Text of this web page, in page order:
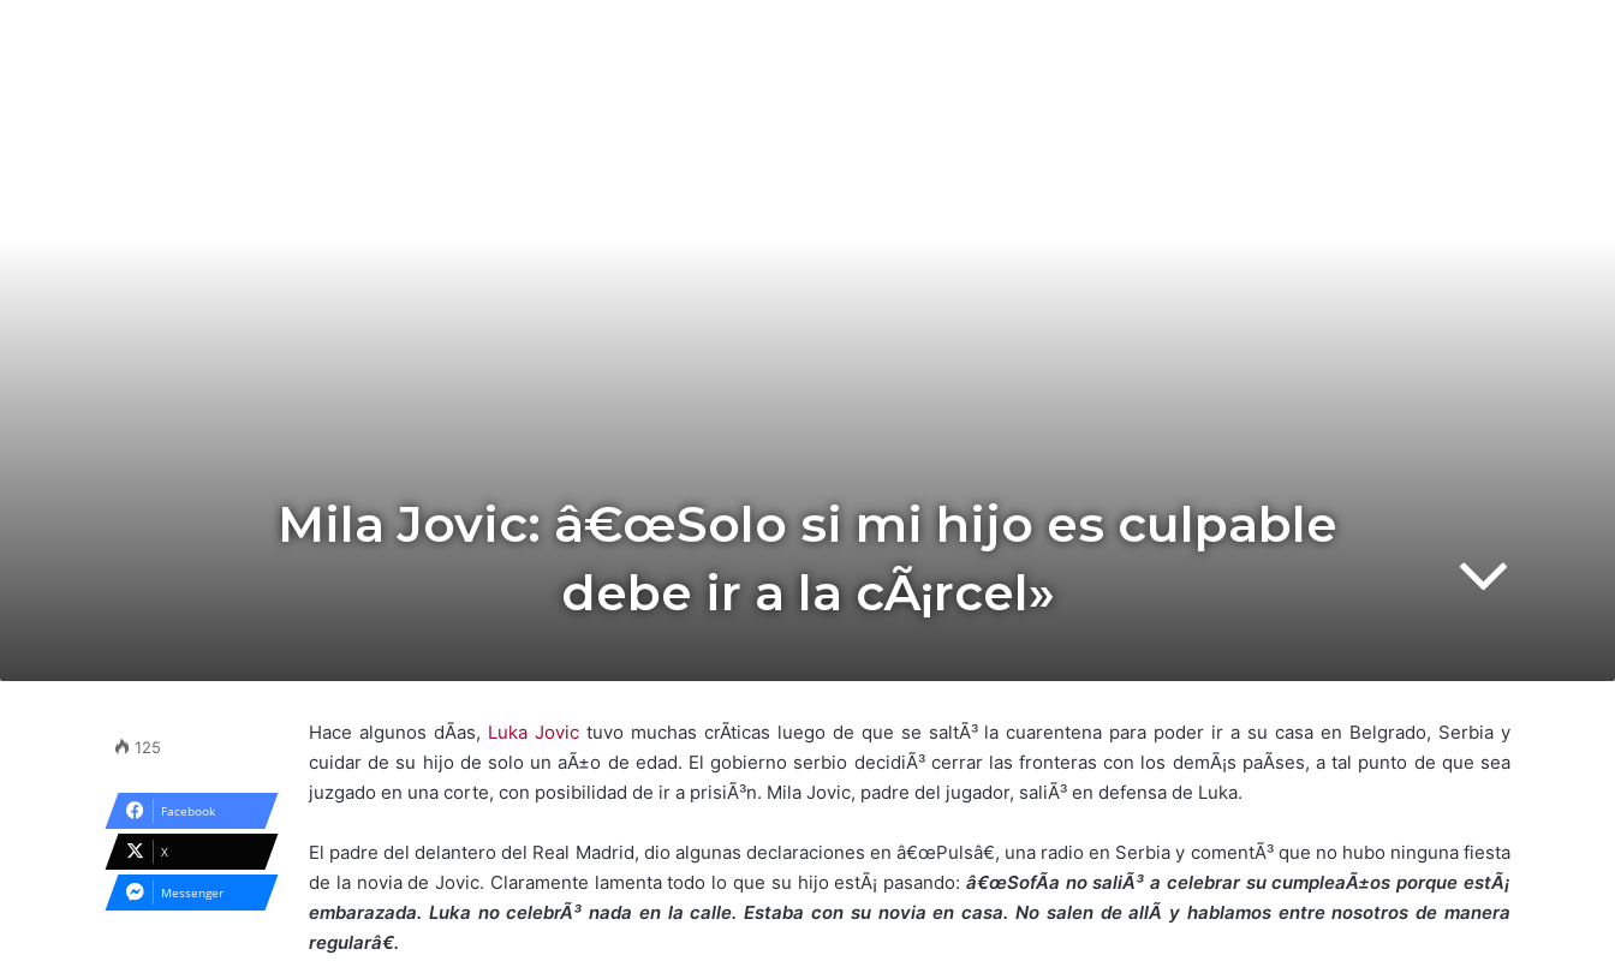
Mila Jovic: â€œSolo si mi hijo es culpable
debe ir a la cÃ¡rcel»
Hace algunos dÃ­as, Luka Jovictuvo muchas crÃ­ticas luego de que se saltÃ³ la cuarentena para poder ir a su casa en Belgrado, Serbia y
cuidar de su hijo de solo un aÃ±o de edad. El gobierno serbio decidiÃ³ cerrar las fronteras con los demÃ¡s paÃ­ses, a tal punto de que sea
juzgado en una corte, con posibilidad de ir a prisiÃ³n. Mila Jovic, padre del jugador, saliÃ³ en defensa de Luka.
El padre del delantero del Real Madrid, dio algunas declaraciones en â€œPulsâ€, una radio en Serbia y comentÃ³ que no hubo ninguna fiesta
de la novia de Jovic. Claramente lamenta todo lo que su hijo estÃ¡ pasando: â€œSofÃ­a no saliÃ³ a celebrar su cumpleaÃ±os porque estÃ¡
embarazada. Luka no celebrÃ³ nada en la calle. Estaba con su novia en casa. No salen de allÃ­ y hablamos entre nosotros de manera
regularâ€.
125
Facebook
X
Messenger